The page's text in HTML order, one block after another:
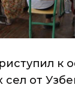
к
сел от